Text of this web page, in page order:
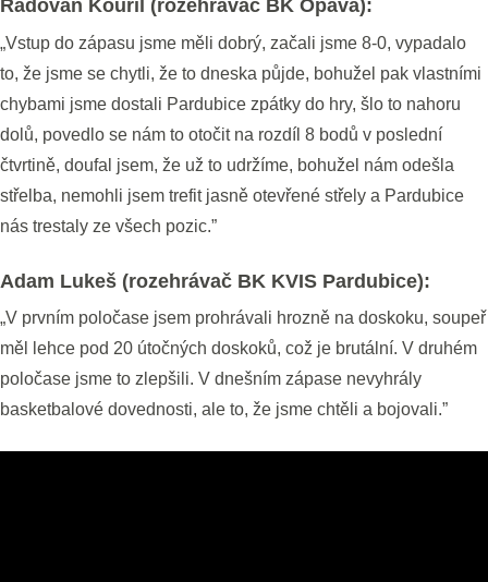
Radovan Kouřil (rozehrávač BK Opava):
„Vstup do zápasu jsme měli dobrý, začali jsme 8-0, vypadalo
to, že jsme se chytli, že to dneska půjde, bohužel pak vlastními
chybami jsme dostali Pardubice zpátky do hry, šlo to nahoru
dolů, povedlo se nám to otočit na rozdíl 8 bodů v poslední
čtvrtině, doufal jsem, že už to udržíme, bohužel nám odešla
střelba, nemohli jsem trefit jasně otevřené střely a Pardubice
nás trestaly ze všech pozic.”
Adam Lukeš (rozehrávač BK KVIS Pardubice):
„V prvním poločase jsem prohrávali hrozně na doskoku, soupeř
měl lehce pod 20 útočných doskoků, což je brutální. V druhém
poločase jsme to zlepšili. V dnešním zápase nevyhrály
basketbalové dovednosti, ale to, že jsme chtěli a bojovali.”